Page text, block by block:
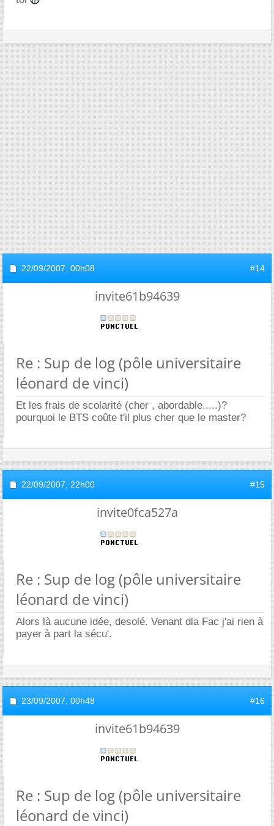
22/09/2007, 00h08 #14
invite61b94639
Re : Sup de log (pôle universitaire
léonard de vinci)
Et les frais de scolarité (cher , abordable.....)?
pourquoi le BTS coûte t'il plus cher que le master?
22/09/2007, 22h00 #15
invite0fca527a
Re : Sup de log (pôle universitaire
léonard de vinci)
Alors là aucune idée, desolé. Venant dla Fac j'ai rien à
payer à part la sécu'.
23/09/2007, 00h48 #16
invite61b94639
Re : Sup de log (pôle universitaire
léonard de vinci)